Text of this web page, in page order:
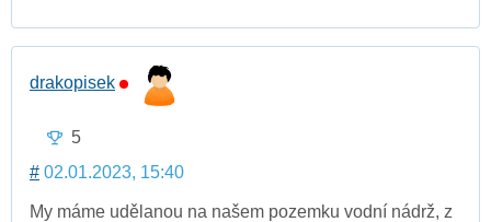
drakopisek
5
# 02.01.2023, 15:40
My máme udělanou na našem pozemku vodní nádrž, z